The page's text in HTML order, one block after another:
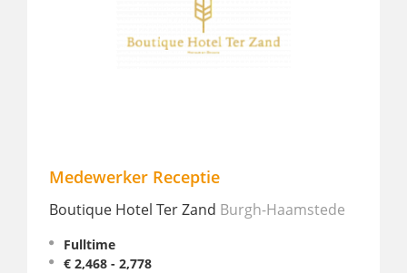
Medewerker Receptie
Boutique Hotel Ter ZandBurgh-Haamstede
Fulltime
€ 2,468 - 2,778